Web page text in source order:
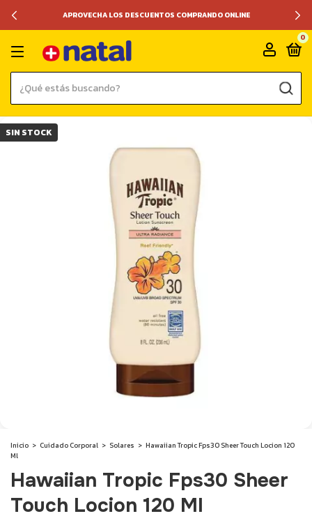
APROVECHA LOS DESCUENTOS COMPRANDO ONLINE
0
SIN STOCK
Inicio > Cuidado Corporal > Solares > Hawaiian Tropic Fps30 Sheer Touch Locion 120
Ml
Hawaiian Tropic Fps30 Sheer
Touch Locion 120 Ml